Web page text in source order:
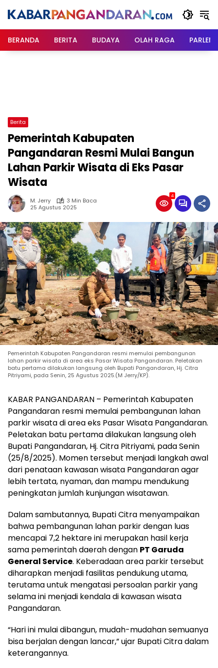
BERANDA
BERITA BUDAYA OLAH RAGA
Berita
Pemerintah Kabupaten
Pangandaran Resmi Mulai Bangun
Lahan Parkir Wisata di Eks Pasar
Wisata
M. Jerry
3 Min Baca
25 Agustus 2025
4
Pemerintah Kabupaten Pangandaran resmi memulai pembangunan
lahan parkir wisata di area eks Pasar Wisata Pangandaran. Peletakan
batu pertama dilakukan langsung oleh Bupati Pangandaran, Hj. Citra
Pitriyami, pada Senin, 25 Agustus 2025.(M Jerry/KP).
KABAR PANGANDARAN – Pemerintah Kabupaten
Pangandaran resmi memulai pembangunan lahan
parkir wisata di area eks Pasar Wisata Pangandaran.
Peletakan batu pertama dilakukan langsung oleh
Bupati Pangandaran, Hj. Citra Pitriyami, pada Senin
(25/8/2025). Momen tersebut menjadi langkah awal
dari penataan kawasan wisata Pangandaran agar
lebih tertata, nyaman, dan mampu mendukung
peningkatan jumlah kunjungan wisatawan.
Dalam sambutannya, Bupati Citra menyampaikan
bahwa pembangunan lahan parkir dengan luas
mencapai 7,2 hektare ini merupakan hasil kerja
sama pemerintah daerah dengan PT Garuda
General Service. Keberadaan area parkir tersebut
diharapkan menjadi fasilitas pendukung utama,
terutama untuk mengatasi persoalan parkir yang
selama ini menjadi kendala di kawasan wisata
Pangandaran.
“Hari ini mulai dibangun, mudah-mudahan semuanya
bisa berjalan dengan lancar,” ujar Bupati Citra dalam
keterangannya.